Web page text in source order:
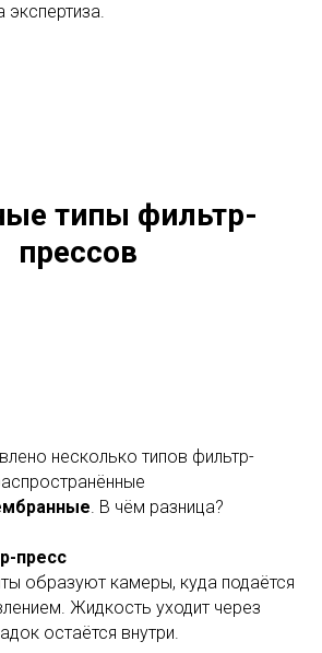
типы фильтр-
прессов
несколько типов фильтр-
. В чём разница?
пресс
образуют камеры, куда подаётся
Жидкость уходит через
остаётся внутри.